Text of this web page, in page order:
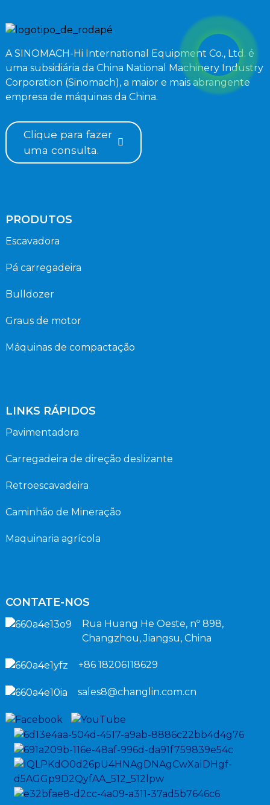
A SINOMACH-Hi International Equipment Co., Ltd. é
uma subsidiária da China National Machinery Industry
Corporation (Sinomach), a maior e mais abrangente
empresa de máquinas da China.
Clique para fazer
uma consulta.
PRODUTOS
Escavadora
Pá carregadeira
Bulldozer
Graus de motor
Máquinas de compactação
LINKS RÁPIDOS
Pavimentadora
Carregadeira de direção deslizante
Retroescavadeira
Caminhão de Mineração
Maquinaria agrícola
CONTATE-NOS
Rua Huang He Oeste, nº 898,
Changzhou, Jiangsu, China
+86 18206118629
sales8@changlin.com.cn